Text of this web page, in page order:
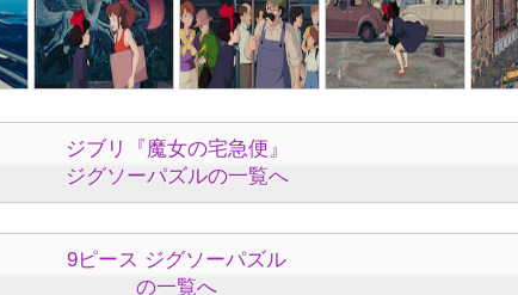
ジブリ『魔女の宅急便』
ジグソーパズルの一覧へ
9ピース ジグソーパズル
の一覧へ